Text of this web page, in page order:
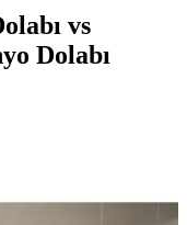
vs
Dolabı